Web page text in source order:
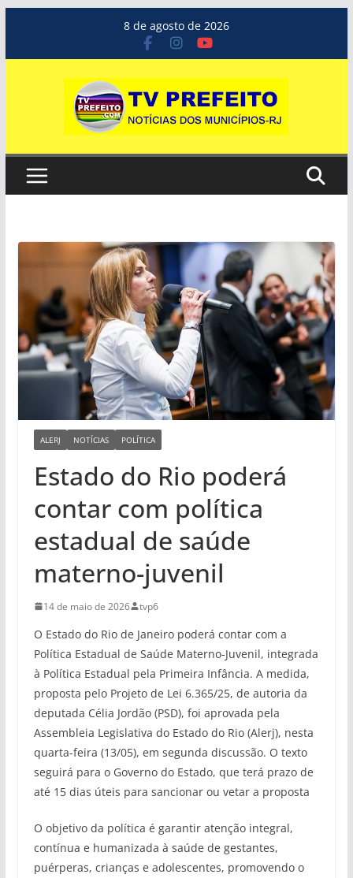
o
8 de agosto de 2026
ALERJ NOTÍCIAS POLÍTICA
Estado do Rio poderá
contar com política
estadual de saúde
materno-juvenil
14 de maio de 2026 tvp6
O Estado do Rio de Janeiro poderá contar com a
Política Estadual de Saúde Materno-Juvenil, integrada
à Política Estadual pela Primeira Infância. A medida,
proposta pelo Projeto de Lei 6.365/25, de autoria da
deputada Célia Jordão (PSD), foi aprovada pela
Assembleia Legislativa do Estado do Rio (Alerj), nesta
quarta-feira (13/05), em segunda discussão. O texto
seguirá para o Governo do Estado, que terá prazo de
até 15 dias úteis para sancionar ou vetar a proposta
O objetivo da política é garantir atenção integral,
contínua e humanizada à saúde de gestantes,
puérperas, crianças e adolescentes, promovendo o